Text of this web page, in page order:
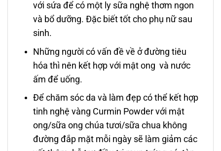
với sứa để có một ly sữa nghệ thơm ngon
và bổ dưỡng. Đặc biết tốt cho phụ nữ sau
sinh.
Những người có vấn đề về ở đường tiêu
hóa thì nên kết hợp với mật ong và nước
ấm để uống.
Để chăm sóc da và làm đẹp có thể kết hợp
tinh nghệ vàng Curmin Powder với mật
ong/sữa ong chúa tươi/sữa chua không
đường đắp mặt mỗi ngày sẽ làm giảm các